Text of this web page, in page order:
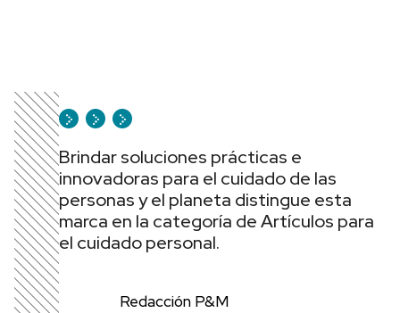
Brindar soluciones prácticas e
innovadoras para el cuidado de las
personas y el planeta distingue esta
marca en la categoría de Artículos para
el cuidado personal.
Redacción P&M